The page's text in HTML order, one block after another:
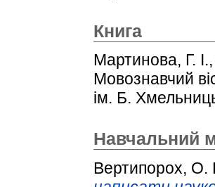
Книга
Мартинова, Г. І.
Мовознавчий
ім. Б.
Навчальний
Вертипорох, О.